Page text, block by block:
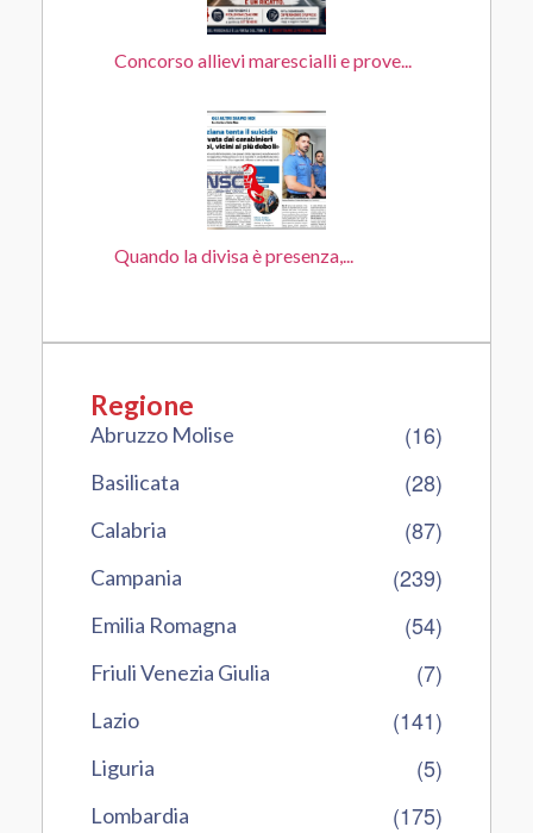
Concorso allievi marescialli e prove...
Quando la divisa è presenza,...
Regione
Abruzzo Molise (16)
Basilicata (28)
Calabria (87)
Campania (239)
Emilia Romagna (54)
Friuli Venezia Giulia (7)
Lazio (141)
Liguria (5)
Lombardia (175)